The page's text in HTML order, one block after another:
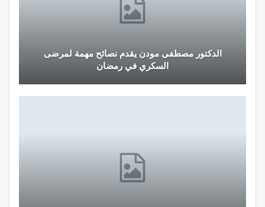
الدكتور مصطفى مودن يقدم نصائح مهمة لمرضى
السكري في رمضان